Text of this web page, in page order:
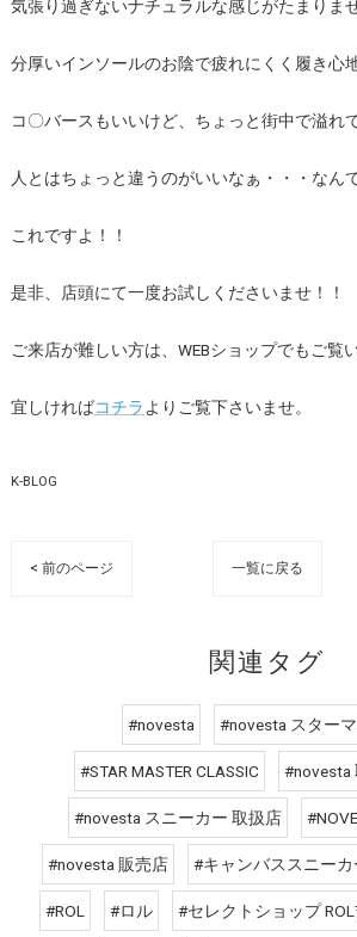
気張り過ぎないナチュラルな感じがたまりませ
分厚いインソールのお陰で疲れにくく履き心
コ〇バースもいいけど、ちょっと街中で溢れ
人とはちょっと違うのがいいなぁ・・・なん
これですよ！！
是非、店頭にて一度お試しくださいませ！！
ご来店が難しい方は、WEBショップでもご覧
宜しければコチラよりご覧下さいませ。
K-BLOG
< 前のページ 一覧に戻る
関連タグ
#novesta #novesta スター
#STAR MASTER CLASSIC #novesta
#novesta スニーカー 取扱店
#novesta 販売店 #キャンバススニーカ
#ROL #ロル #セレクトショップ